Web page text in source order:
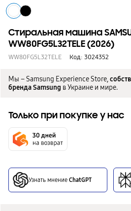
Стиральная машина
WW80FG5L32TELE (2026)
WW80FG5L32TELE Код: 3024352
Мы – Samsung Experience Store,
бренда Samsung в Украине и мире.
Только при покупке у нас
Узнать мнение ChatGPT